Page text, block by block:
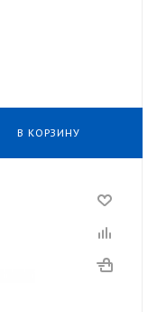
В КОРЗИНУ